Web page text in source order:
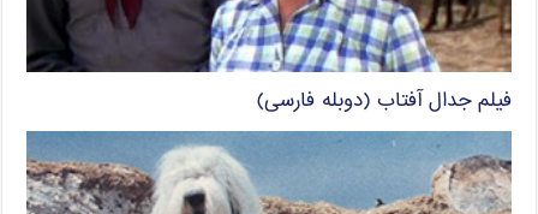
فیلم جدال آفتاب (دوبله فارسی)